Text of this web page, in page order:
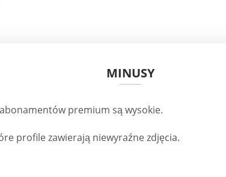
MINUSY
premium są wysokie.
profile zawierają niewyraźne zdjęcia.